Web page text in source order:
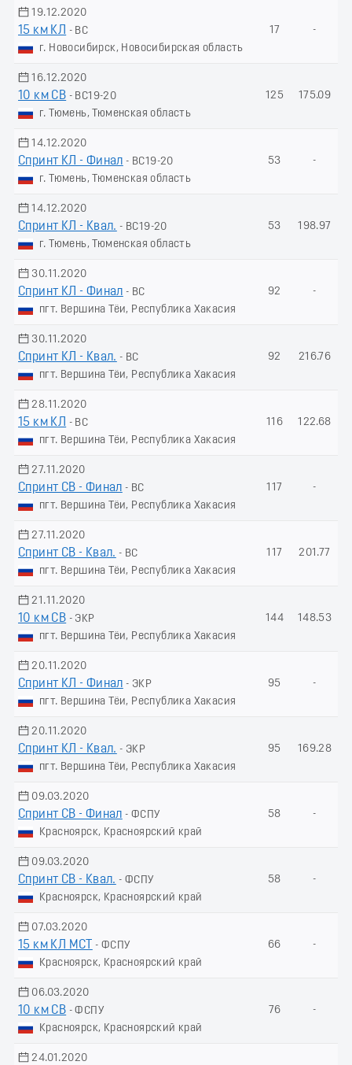
19.12.2020
15 км КЛ
- ВС
г. Новосибирск, Новосибирская область
17 -
16.12.2020
10 км СВ - ВС19-20
г. Тюмень, Тюменская область
125 175.09
14.12.2020
Спринт КЛ - Финал - ВС19-20
г. Тюмень, Тюменская область
53 -
14.12.2020
Спринт КЛ - Квал. - ВС19-20
г. Тюмень, Тюменская область
53 198.97
30.11.2020
Спринт КЛ - Финал - ВС
пгт. Вершина Тёи, Республика Хакасия
92 -
30.11.2020
Спринт КЛ - Квал. - ВС
пгт. Вершина Тёи, Республика Хакасия
92 216.76
28.11.2020
15 км КЛ
- ВС
пгт. Вершина Тёи, Республика Хакасия
116 122.68
27.11.2020
Спринт СВ - Финал - ВС
пгт. Вершина Тёи, Республика Хакасия
117 -
27.11.2020
Спринт СВ - Квал. - ВС
пгт. Вершина Тёи, Республика Хакасия
117 201.77
21.11.2020
10 км СВ - ЭКР
пгт. Вершина Тёи, Республика Хакасия
144 148.53
20.11.2020
Спринт КЛ - Финал - ЭКР
пгт. Вершина Тёи, Республика Хакасия
95 -
20.11.2020
Спринт КЛ - Квал. - ЭКР
пгт. Вершина Тёи, Республика Хакасия
95 169.28
09.03.2020
Спринт СВ - Финал - ФСПУ
Красноярск, Красноярский край
58 -
09.03.2020
Спринт СВ - Квал. - ФСПУ
Красноярск, Красноярский край
58 -
07.03.2020
15 км КЛ МСТ
- ФСПУ
Красноярск, Красноярский край
66 -
06.03.2020
10 км СВ - ФСПУ
Красноярск, Красноярский край
76 -
24.01.2020